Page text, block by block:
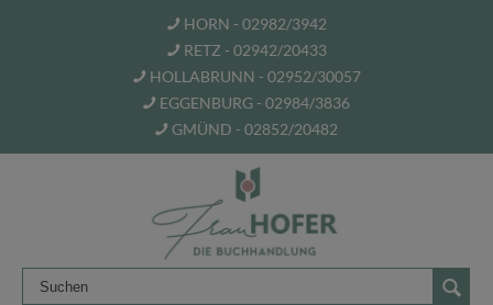
HORN - 02982/3942
RETZ - 02942/20433
HOLLABRUNN - 02952/30057
EGGENBURG - 02984/3836
GMÜND - 02852/20482